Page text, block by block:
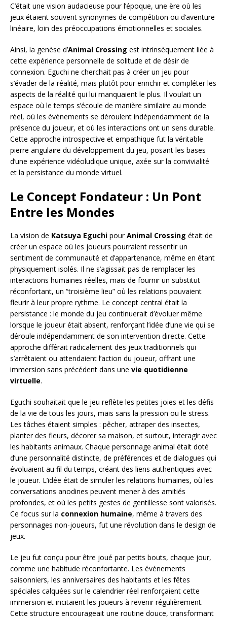
C’était une vision audacieuse pour l’époque, une ère où les
jeux étaient souvent synonymes de compétition ou d’aventure
linéaire, loin des préoccupations émotionnelles et sociales.
Ainsi, la genèse d’Animal Crossing est intrinsèquement liée à
cette expérience personnelle de solitude et de désir de
connexion. Eguchi ne cherchait pas à créer un jeu pour
s’évader de la réalité, mais plutôt pour enrichir et compléter les
aspects de la réalité qui lui manquaient le plus. Il voulait un
espace où le temps s’écoule de manière similaire au monde
réel, où les événements se déroulent indépendamment de la
présence du joueur, et où les interactions ont un sens durable.
Cette approche introspective et empathique fut la véritable
pierre angulaire du développement du jeu, posant les bases
d’une expérience vidéoludique unique, axée sur la convivialité
et la persistance du monde virtuel.
Le Concept Fondateur : Un Pont
Entre les Mondes
La vision de Katsuya Eguchi pourAnimal Crossing était de
créer un espace où les joueurs pourraient ressentir un
sentiment de communauté et d’appartenance, même en étant
physiquement isolés. Il ne s’agissait pas de remplacer les
interactions humaines réelles, mais de fournir un substitut
réconfortant, un “troisième lieu” où les relations pouvaient
fleurir à leur propre rythme. Le concept central était la
persistance : le monde du jeu continuerait d’évoluer même
lorsque le joueur était absent, renforçant l’idée d’une vie qui se
déroule indépendamment de son intervention directe. Cette
approche différait radicalement des jeux traditionnels qui
s’arrêtaient ou attendaient l’action du joueur, offrant une
immersion sans précédent dans une vie quotidienne
virtuelle.
Eguchi souhaitait que le jeu reflète les petites joies et les défis
de la vie de tous les jours, mais sans la pression ou le stress.
Les tâches étaient simples : pêcher, attraper des insectes,
planter des fleurs, décorer sa maison, et surtout, interagir avec
les habitants animaux. Chaque personnage animal était doté
d’une personnalité distincte, de préférences et de dialogues qui
évoluaient au fil du temps, créant des liens authentiques avec
le joueur. L’idée était de simuler les relations humaines, où les
conversations anodines peuvent mener à des amitiés
profondes, et où les petits gestes de gentillesse sont valorisés.
Ce focus sur la connexion humaine, même à travers des
personnages non-joueurs, fut une révolution dans le design de
jeux.
Le jeu fut conçu pour être joué par petits bouts, chaque jour,
comme une habitude réconfortante. Les événements
saisonniers, les anniversaires des habitants et les fêtes
spéciales calquées sur le calendrier réel renforçaient cette
immersion et incitaient les joueurs à revenir régulièrement.
Cette structure encourageait une routine douce, transformant